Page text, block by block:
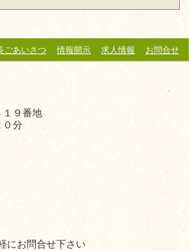
ごあいさつ 情報開示 求人情報 お問合せ
１９番地
０分
にお問合せ下さい